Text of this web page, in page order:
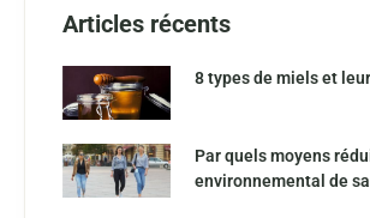
Articles récents
8 types de miels et
Par quels moyens
environnemental de